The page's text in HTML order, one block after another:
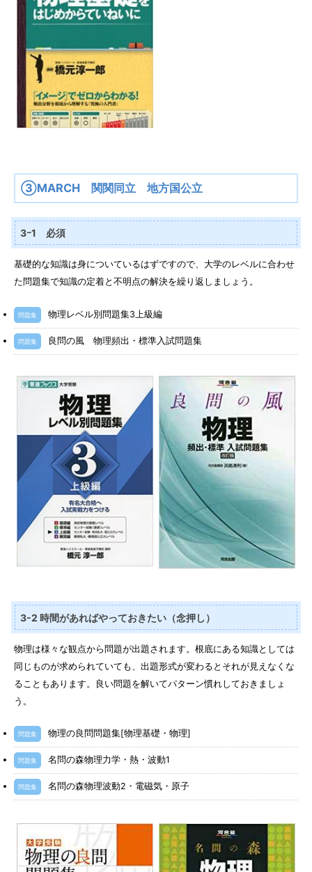
③MARCH 関関同立 地方国公立
3ｰ1 必須
基礎的な知識は身についているはずですので、大学のレベルに合わせ
た問題集で知識の定着と不明点の解決を繰り返しましょう。
問題集 物理レベル別問題集3上級編
問題集 良問の風 物理頻出・標準入試問題集
3-2 時間があればやっておきたい（念押し）
物理は様々な観点から問題が出題されます。根底にある知識としては
同じものが求められていても、出題形式が変わるとそれが見えなくな
ることもあります。良い問題を解いてパターン慣れしておきましょ
う。
問題集 物理の良問問題集[物理基礎・物理]
問題集 名問の森物理力学・熱・波動1
問題集 名問の森物理波動2・電磁気・原子